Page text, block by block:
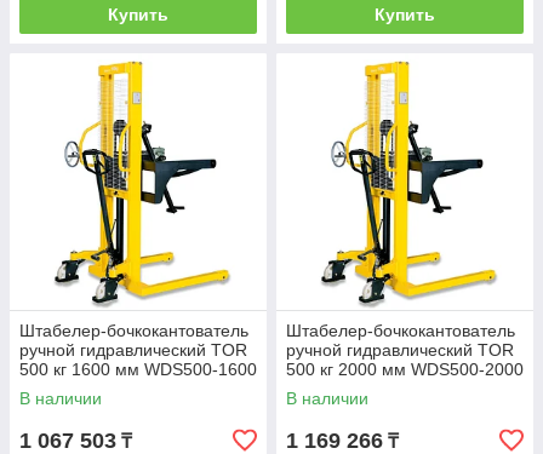
Купить Купить
Штабелер-бочкокантователь
ручной гидравлический TOR
500 кг 1600 мм WDS500-1600
В наличии
1 067 503 ₸
Штабелер-бочкокантователь
ручной гидравлический TOR
500 кг 2000 мм WDS500-2000
В наличии
1 169 266 ₸